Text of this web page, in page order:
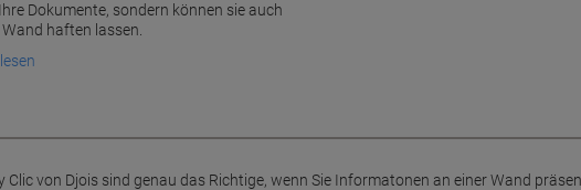
Dokumente, sondern können sie auch
haften lassen.
Clic von Djois sind genau das Richtige, wenn Sie Informatonen an einer Wand